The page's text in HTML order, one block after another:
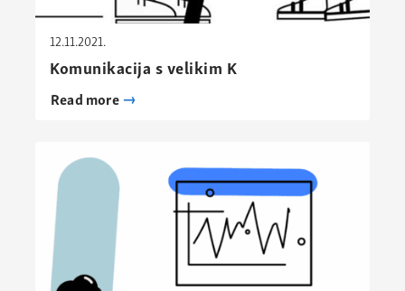
12.11.2021.
Komunikacija s velikim K
Read more